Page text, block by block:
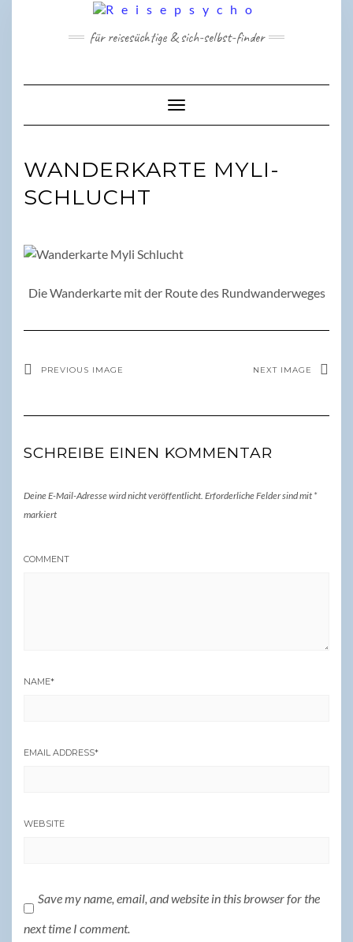
für reisesüchtige & sich-selbst-finder
Toggle Navigation
WANDERKARTE MYLI-
SCHLUCHT
Die Wanderkarte mit der Route des Rundwanderweges
PREVIOUS IMAGE NEXT IMAGE
SCHREIBE EINEN KOMMENTAR
Deine E-Mail-Adresse wird nicht veröffentlicht. Erforderliche Felder sind mit *
markiert
COMMENT
NAME*
EMAIL ADDRESS*
WEBSITE
Save my name, email, and website in this browser for the
next time I comment.